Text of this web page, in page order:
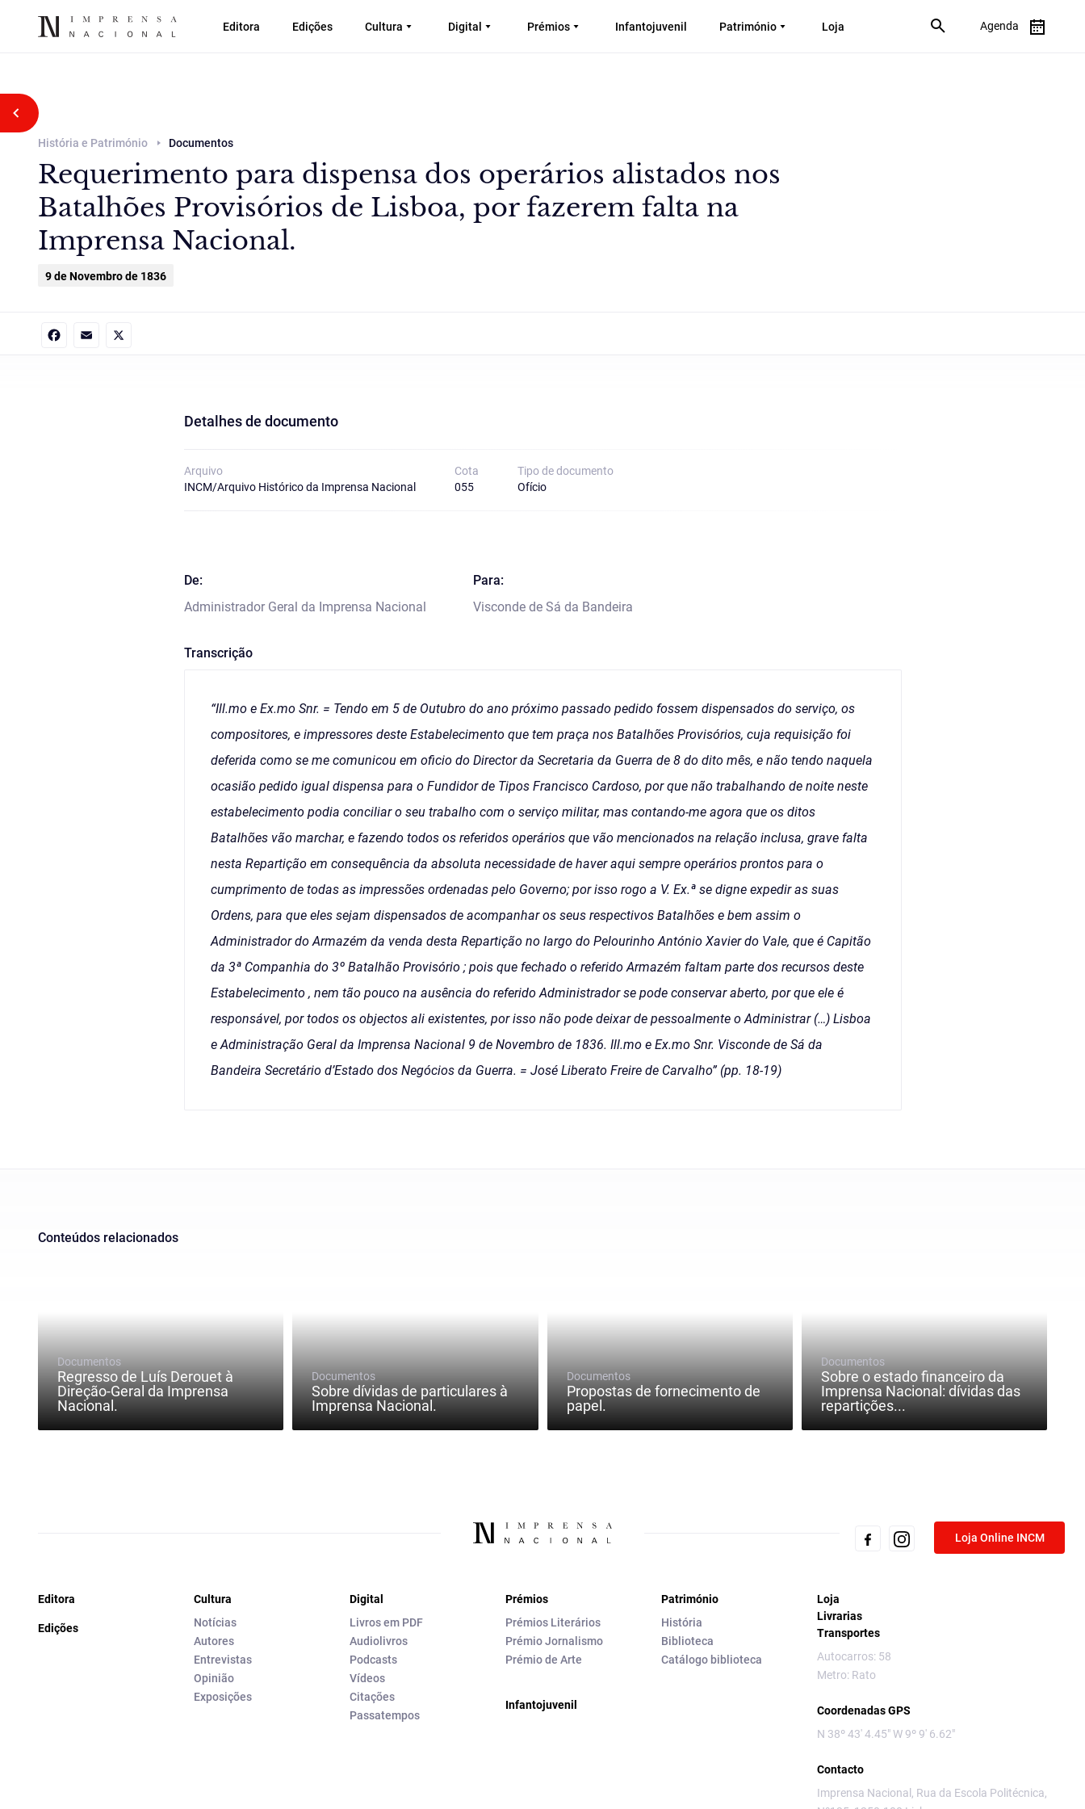
Editora Edições Cultura Digital Prémios Infantojuvenil Património Loja Agenda
Voltar atrás
História e Património Documentos
Requerimento para dispensa dos operários alistados nos
Batalhões Provisórios de Lisboa, por fazerem falta na
Imprensa Nacional.
9 de Novembro de 1836
Detalhes de documento
Arquivo
INCM/Arquivo Histórico da Imprensa Nacional
Cota
055
Tipo de documento
Ofício
De:
Administrador Geral da Imprensa Nacional
Para:
Visconde de Sá da Bandeira
Transcrição
“Ill.mo e Ex.mo Snr. = Tendo em 5 de Outubro do ano próximo passado pedido fossem dispensados do serviço, os
compositores, e impressores deste Estabelecimento que tem praça nos Batalhões Provisórios, cuja requisição foi
deferida como se me comunicou em oficio do Director da Secretaria da Guerra de 8 do dito mês, e não tendo naquela
ocasião pedido igual dispensa para o Fundidor de Tipos Francisco Cardoso, por que não trabalhando de noite neste
estabelecimento podia conciliar o seu trabalho com o serviço militar, mas contando-me agora que os ditos
Batalhões vão marchar, e fazendo todos os referidos operários que vão mencionados na relação inclusa, grave falta
nesta Repartição em consequência da absoluta necessidade de haver aqui sempre operários prontos para o
cumprimento de todas as impressões ordenadas pelo Governo; por isso rogo a V. Ex.ª se digne expedir as suas
Ordens, para que eles sejam dispensados de acompanhar os seus respectivos Batalhões e bem assim o
Administrador do Armazém da venda desta Repartição no largo do Pelourinho António Xavier do Vale, que é Capitão
da 3ª Companhia do 3º Batalhão Provisório ; pois que fechado o referido Armazém faltam parte dos recursos deste
Estabelecimento , nem tão pouco na ausência do referido Administrador se pode conservar aberto, por que ele é
responsável, por todos os objectos ali existentes, por isso não pode deixar de pessoalmente o Administrar (…) Lisboa
e Administração Geral da Imprensa Nacional 9 de Novembro de 1836. Ill.mo e Ex.mo Snr. Visconde de Sá da
Bandeira Secretário d’Estado dos Negócios da Guerra. = José Liberato Freire de Carvalho” (pp. 18-19)
Conteúdos relacionados
Documentos
Regresso de Luís Derouet à
Direção-Geral da Imprensa
Nacional.
Documentos
Sobre dívidas de particulares à
Imprensa Nacional.
Documentos
Propostas de fornecimento de
papel.
Documentos
Sobre o estado financeiro da
Imprensa Nacional: dívidas das
repartições...
Loja Online INCM
Editora
Edições
Cultura
Notícias
Autores
Entrevistas
Opinião
Exposições
Digital
Livros em PDF
Audiolivros
Podcasts
Vídeos
Citações
Passatempos
Prémios
Prémios Literários
Prémio Jornalismo
Prémio de Arte
Infantojuvenil
Património
História
Biblioteca
Catálogo biblioteca
Loja
Livrarias
Transportes
Autocarros: 58
Metro: Rato
Coordenadas GPS
N 38º 43' 4.45" W 9º 9' 6.62"
Contacto
Imprensa Nacional, Rua da Escola Politécnica,